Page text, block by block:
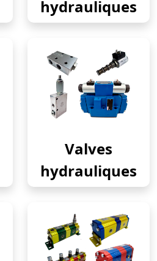
hydrauliques
Valves
hydrauliques